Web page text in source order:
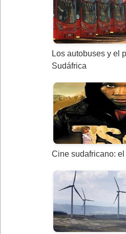
Los autobuses y el
Sudáfrica
Cine sudafricano: